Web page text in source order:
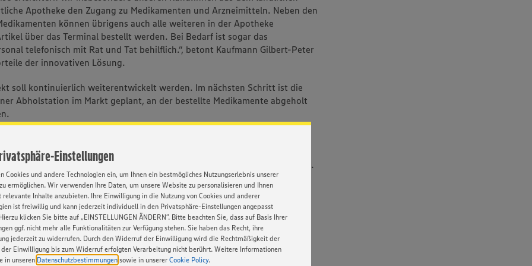
Einstellungen
Cookies und andere Technologien ein, um Ihnen ein bestmögliches Nutzungserlebnis unserer
ermöglichen. Wir verwenden Ihre Daten, um unsere Website zu personalisieren und Ihnen
relevante Inhalte anzubieten. Ihre Einwilligung in die Nutzung von Cookies und anderer
ist freiwillig und kann jederzeit individuell in den Privatsphäre-Einstellungen angepasst
klicken Sie bitte auf „EINSTELLUNGEN ÄNDERN”. Bitte beachten Sie, dass auf Basis Ihrer
ggf. nicht mehr alle Funktionalitäten zur Verfügung stehen. Sie haben das Recht, ihre
jederzeit zu widerrufen. Durch den Widerruf der Einwilligung wird die Rechtmäßigkeit der
Einwilligung bis zum Widerruf erfolgten Verarbeitung nicht berührt. Weitere Informationen
in unseren Datenschutzbestimmungen sowie in unserer Cookie Policy.
Apotheke den Zugang zu Medikamenten und Arzneimitteln. Neben den
können übrigens auch alle weiteren in der Apotheke
über das Terminal bestellt werden. Bei Bedarf ist sogar das
telefonisch mit Rat und Tat behilflich.“, betont Kaufmann Gilbert-Peter
der innovativen Lösung.
soll kontinuierlich weiterentwickelt werden. Im nächsten Schritt ist die
Abholstation im Markt geplant, an der bestellte Medikamente abgeholt
kann bereits auf über 30 Jahre Erfahrung im Handel zurückblicken.
zum Kaufmann im Lebensmittelhandwerk sowie diversen
war er bei verschiedenen Handelsunternehmen als Geschäftsführer tätig.
DOWNLOAD